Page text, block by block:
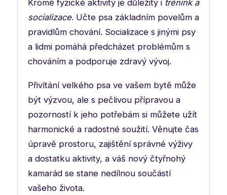
Kromě fyzické aktivity je důležitý i trénink a
socializace. Učte psa základním povelům a
pravidlům chování. Socializace s jinými psy
a lidmi pomáhá předcházet problémům s
chováním a podporuje zdravý vývoj.
Přivítání velkého psa ve vašem bytě může
být výzvou, ale s pečlivou přípravou a
pozorností k jeho potřebám si můžete užít
harmonické a radostné soužití. Věnujte čas
úpravě prostoru, zajištění správné výživy
a dostatku aktivity, a váš nový čtyřnohý
kamarád se stane nedílnou součástí
vašeho života.